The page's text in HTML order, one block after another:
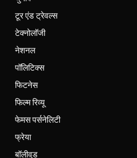
टूर एंड ट्रेवल्स
टेक्नोलॉजी
नेशनल
पॉलिटिक्स
फिटनेस
फिल्म रिव्यू
फेमस पर्सनेलिटी
फ्रेया
बॉलीवुड